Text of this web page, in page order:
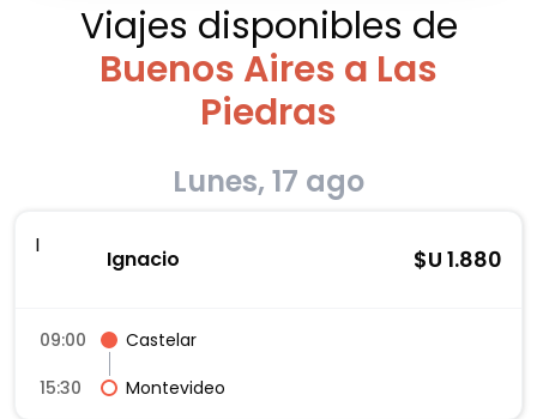
Viajes disponibles de
Buenos Aires a Las
Piedras
Lunes, 17 ago
I
Ignacio $U 1.880
09:00
Castelar
15:30
Montevideo